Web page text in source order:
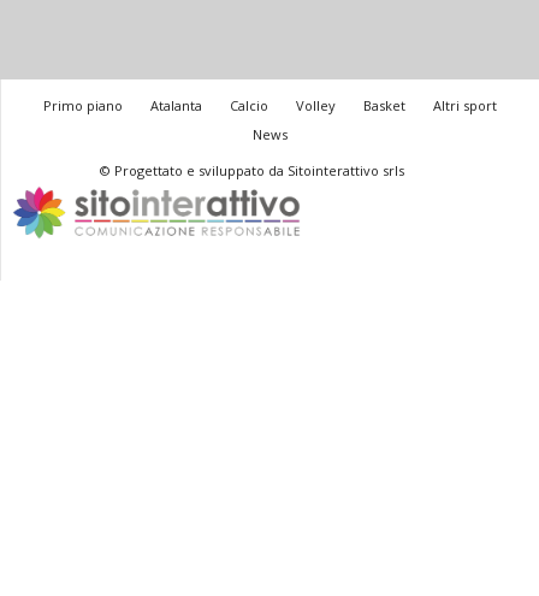
Primo piano Atalanta Calcio Volley Basket
Altri sport
News
© Progettato e sviluppato da Sitointerattivo srls